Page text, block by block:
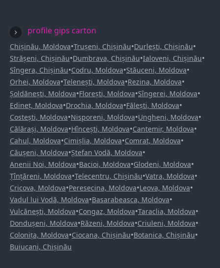
profile gips carton
Chișinău, Moldova•Trușeni, Chișinău•Durlești, Chișinău•
Strășeni, Chișinău•Dumbrava, Chișinău•Ialoveni, Chișinău•
Sîngera, Chișinău•Codru, Moldova•Stăuceni, Moldova•
Orhei, Moldova•Telenești, Moldova•Rezina, Moldova•
Șoldănești, Moldova•Florești, Moldova•Sîngerei, Moldova•
Edineț, Moldova•Drochia, Moldova•Fălești, Moldova•
Costești, Moldova•Nisporeni, Moldova•Ungheni, Moldova•
Călărași, Moldova•Hîncești, Moldova•Cantemir, Moldova•
Cahul, Moldova•Cimișlia, Moldova•Comrat, Moldova•
Căușeni, Moldova•Ștefan Vodă, Moldova•
Anenii Noi, Moldova•Bacioi, Moldova•Glodeni, Moldova•
Țînțăreni, Moldova•Telecentru, Chișinău•Vatra, Moldova•
Cricova, Moldova•Peresecina, Moldova•Leova, Moldova•
Vadul lui Vodă, Moldova•Basarabeasca, Moldova•
Vulcănești, Moldova•Congaz, Moldova•Taraclia, Moldova•
Dondușeni, Moldova•Răzeni, Moldova•Criuleni, Moldova•
Colonița, Moldova•Ciocana, Chișinău•Botanica, Chișinău•
Buiucani, Chișinău